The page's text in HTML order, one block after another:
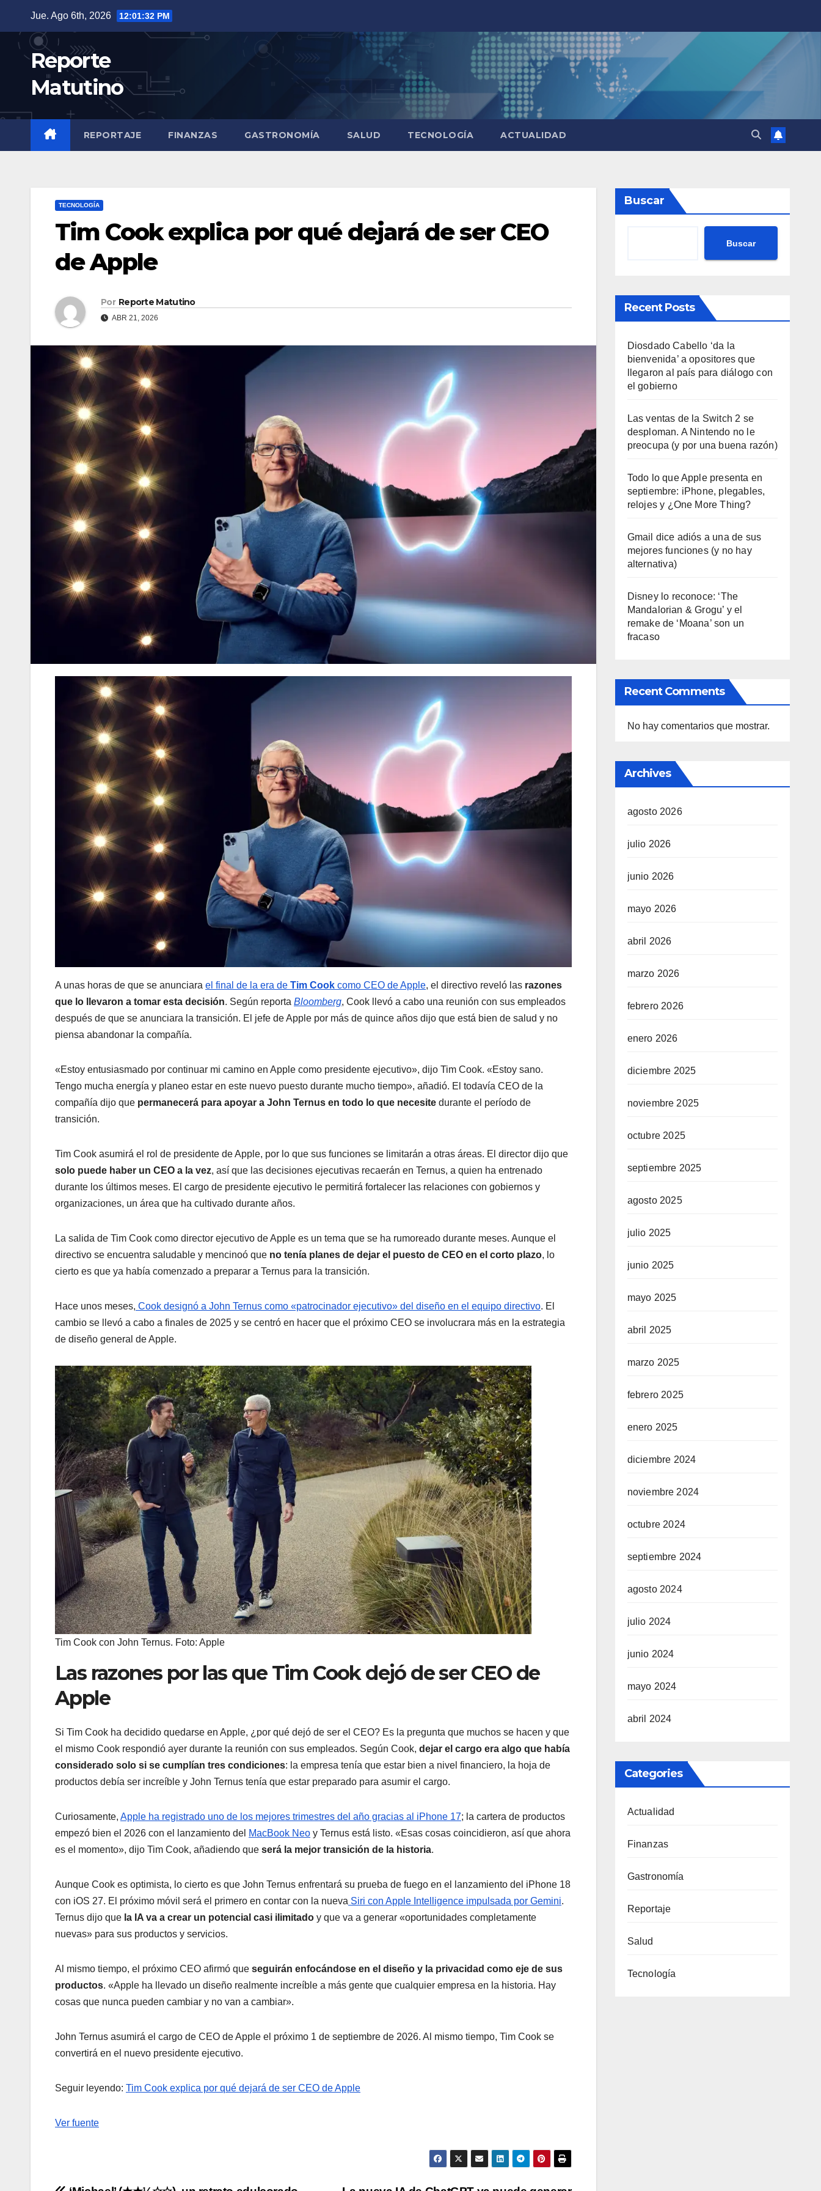
contenido
Jue. Ago 6th, 2026 12:01:33 PM
Reporte
Matutino
REPORTAJE FINANZAS GASTRONOMÍA SALUD TECNOLOGÍA ACTUALIDAD
TECNOLOGÍA
Tim Cook explica por qué dejará de ser CEO
de Apple
Por Reporte Matutino
ABR 21, 2026
A unas horas de que se anunciara el final de la era de Tim Cook como CEO de Apple, el directivo reveló las razones
que lo llevaron a tomar esta decisión. Según reporta Bloomberg, Cook llevó a cabo una reunión con sus empleados
después de que se anunciara la transición. El jefe de Apple por más de quince años dijo que está bien de salud y no
piensa abandonar la compañía.
«Estoy entusiasmado por continuar mi camino en Apple como presidente ejecutivo», dijo Tim Cook. «Estoy sano.
Tengo mucha energía y planeo estar en este nuevo puesto durante mucho tiempo», añadió. El todavía CEO de la
compañía dijo que permanecerá para apoyar a John Ternus en todo lo que necesite durante el período de
transición.
Tim Cook asumirá el rol de presidente de Apple, por lo que sus funciones se limitarán a otras áreas. El director dijo que
solo puede haber un CEO a la vez, así que las decisiones ejecutivas recaerán en Ternus, a quien ha entrenado
durante los últimos meses. El cargo de presidente ejecutivo le permitirá fortalecer las relaciones con gobiernos y
organizaciones, un área que ha cultivado durante años.
La salida de Tim Cook como director ejecutivo de Apple es un tema que se ha rumoreado durante meses. Aunque el
directivo se encuentra saludable y mencinoó que no tenía planes de dejar el puesto de CEO en el corto plazo, lo
cierto es que ya había comenzado a preparar a Ternus para la transición.
Hace unos meses, Cook designó a John Ternus como «patrocinador ejecutivo» del diseño en el equipo directivo. El
cambio se llevó a cabo a finales de 2025 y se centró en hacer que el próximo CEO se involucrara más en la estrategia
de diseño general de Apple.
Tim Cook con John Ternus. Foto: Apple
Las razones por las que Tim Cook dejó de ser CEO de
Apple
Si Tim Cook ha decidido quedarse en Apple, ¿por qué dejó de ser el CEO? Es la pregunta que muchos se hacen y que
el mismo Cook respondió ayer durante la reunión con sus empleados. Según Cook, dejar el cargo era algo que había
considerado solo si se cumplían tres condiciones: la empresa tenía que estar bien a nivel financiero, la hoja de
productos debía ser increíble y John Ternus tenía que estar preparado para asumir el cargo.
Curiosamente, Apple ha registrado uno de los mejores trimestres del año gracias al iPhone 17; la cartera de productos
empezó bien el 2026 con el lanzamiento del MacBook Neo y Ternus está listo. «Esas cosas coincidieron, así que ahora
es el momento», dijo Tim Cook, añadiendo que será la mejor transición de la historia.
Aunque Cook es optimista, lo cierto es que John Ternus enfrentará su prueba de fuego en el lanzamiento del iPhone 18
con iOS 27. El próximo móvil será el primero en contar con la nueva Siri con Apple Intelligence impulsada por Gemini.
Ternus dijo que la IA va a crear un potencial casi ilimitado y que va a generar «oportunidades completamente
nuevas» para sus productos y servicios.
Al mismo tiempo, el próximo CEO afirmó que seguirán enfocándose en el diseño y la privacidad como eje de sus
productos. «Apple ha llevado un diseño realmente increíble a más gente que cualquier empresa en la historia. Hay
cosas que nunca pueden cambiar y no van a cambiar».
John Ternus asumirá el cargo de CEO de Apple el próximo 1 de septiembre de 2026. Al mismo tiempo, Tim Cook se
convertirá en el nuevo presidente ejecutivo.
Seguir leyendo: Tim Cook explica por qué dejará de ser CEO de Apple
Ver fuente
Buscar
Buscar
Recent Posts
Diosdado Cabello ‘da la
bienvenida’ a opositores que
llegaron al país para diálogo con
el gobierno
Las ventas de la Switch 2 se
desploman. A Nintendo no le
preocupa (y por una buena razón)
Todo lo que Apple presenta en
septiembre: iPhone, plegables,
relojes y ¿One More Thing?
Gmail dice adiós a una de sus
mejores funciones (y no hay
alternativa)
Disney lo reconoce: ‘The
Mandalorian & Grogu’ y el
remake de ‘Moana’ son un
fracaso
Recent Comments
No hay comentarios que mostrar.
Archives
agosto 2026
julio 2026
junio 2026
mayo 2026
abril 2026
marzo 2026
febrero 2026
enero 2026
diciembre 2025
noviembre 2025
octubre 2025
septiembre 2025
agosto 2025
julio 2025
junio 2025
mayo 2025
abril 2025
marzo 2025
febrero 2025
enero 2025
diciembre 2024
noviembre 2024
octubre 2024
septiembre 2024
agosto 2024
julio 2024
junio 2024
mayo 2024
abril 2024
Categories
Actualidad
Finanzas
Gastronomía
Reportaje
Salud
Tecnología